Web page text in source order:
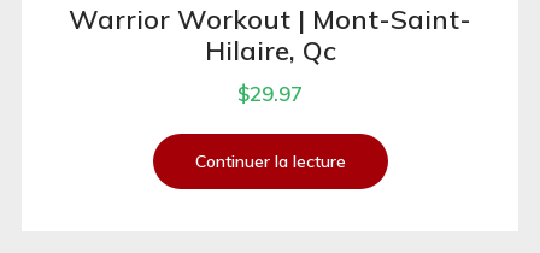
Warrior Workout | Mont-Saint-
Hilaire, Qc
$29.97
Continuer la lecture